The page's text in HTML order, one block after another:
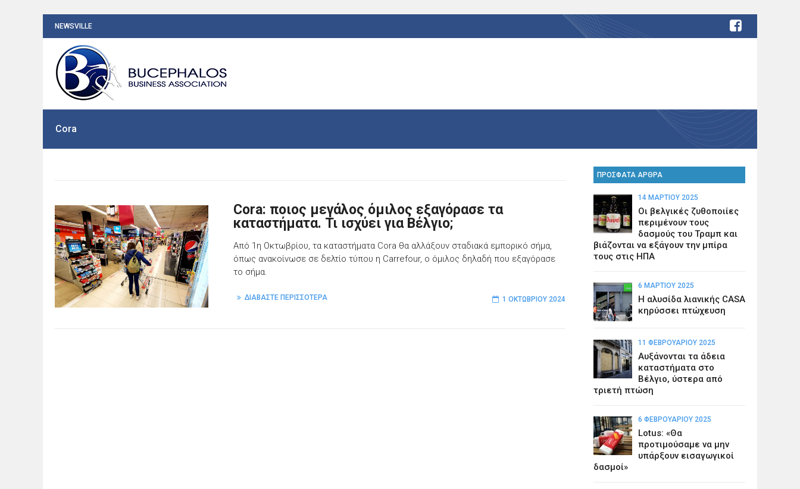
NEWSVILLE
Cora
Cora: ποιος μεγάλος όμιλος εξαγόρασε τα
καταστήματα. Τι ισχύει για Βέλγιο;
Από 1η Οκτωβρίου, τα καταστήματα Cora θα αλλάξουν σταδιακά εμπορικό σήμα,
όπως ανακοίνωσε σε δελτίο τύπου η Carrefour, o όμιλος δηλαδή που εξαγόρασε
το σήμα.
ΔΙΑΒΑΣΤΕ ΠΕΡΙΣΣΟΤΕΡΑ 1 ΟΚΤΩΒΡΊΟΥ 2024
ΠΡΟΣΦΑΤΑ ΑΡΘΡΑ
14 ΜΑΡΤΊΟΥ 2025
Οι βελγικές ζυθοποιίες
περιμένουν τους
δασμούς του Τραμπ και
βιάζονται να εξάγουν την μπίρα
τους στις ΗΠΑ
6 ΜΑΡΤΊΟΥ 2025
Η αλυσίδα λιανικής CASA
κηρύσσει πτώχευση
11 ΦΕΒΡΟΥΑΡΊΟΥ 2025
Αυξάνονται τα άδεια
καταστήματα στο
Βέλγιο, ύστερα από
τριετή πτώση
6 ΦΕΒΡΟΥΑΡΊΟΥ 2025
Lotus: «Θα
προτιμούσαμε να μην
υπάρξουν εισαγωγικοί
δασμοί»